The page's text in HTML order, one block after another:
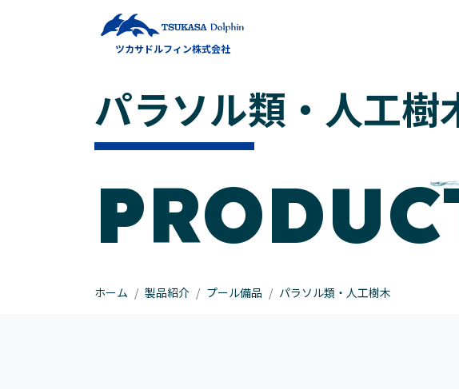
メインナビゲーション
ツカサドルフィン株式会社
パラソル類・人工樹
ホーム 製品紹介 プール備品 パラソル類・人工樹木